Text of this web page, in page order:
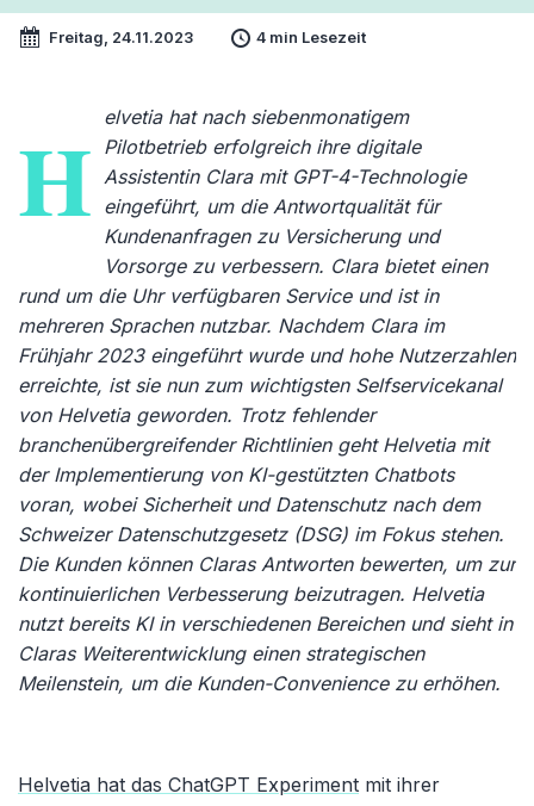
Freitag, 24.11.2023 4 min Lesezeit
H elvetia hat nach siebenmonatigem
Pilotbetrieb erfolgreich ihre digitale
Assistentin Clara mit GPT-4-Technologie
eingeführt, um die Antwortqualität für
Kundenanfragen zu Versicherung und
Vorsorge zu verbessern. Clara bietet einen
rund um die Uhr verfügbaren Service und ist in
mehreren Sprachen nutzbar. Nachdem Clara im
Frühjahr 2023 eingeführt wurde und hohe Nutzerzahlen
erreichte, ist sie nun zum wichtigsten Selfservicekanal
von Helvetia geworden. Trotz fehlender
branchenübergreifender Richtlinien geht Helvetia mit
der Implementierung von KI-gestützten Chatbots
voran, wobei Sicherheit und Datenschutz nach dem
Schweizer Datenschutzgesetz (DSG) im Fokus stehen.
Die Kunden können Claras Antworten bewerten, um zur
kontinuierlichen Verbesserung beizutragen. Helvetia
nutzt bereits KI in verschiedenen Bereichen und sieht in
Claras Weiterentwicklung einen strategischen
Meilenstein, um die Kunden-Convenience zu erhöhen.
Helvetia hat das ChatGPT Experiment mit ihrer